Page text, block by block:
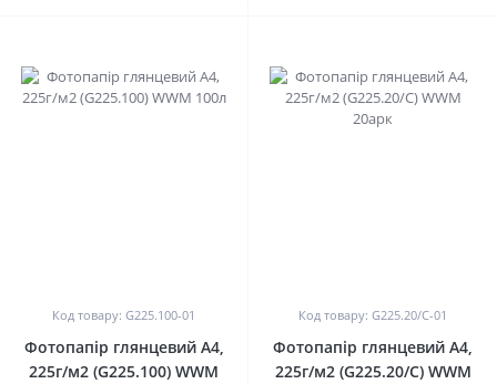
Код товару: G225.100-01
Фотопапір глянцевий A4,
225г/м2 (G225.100) WWM
Код товару: G225.20/C-01
Фотопапір глянцевий A4,
225г/м2 (G225.20/C) WWM